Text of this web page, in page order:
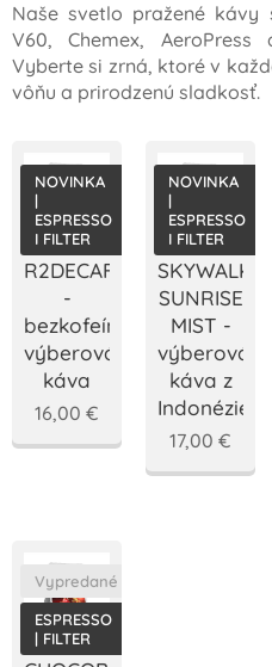
Naše svetlo pražené kávy
V60, Chemex,
Vyberte si zrná, ktoré v
vôňu a prirodzenú sladkosť.
R2DECAF
-
bezkofeínová
výberová
káva
NOVINKA
|
ESPRESSO
I FILTER
16,00 €
SKYWALKER
SUNRISE
MIST -
výberová
káva z
Indonézie
NOVINKA
|
ESPRESSO
I FILTER
17,00 €
Vypredané
ESPRESSO
| FILTER